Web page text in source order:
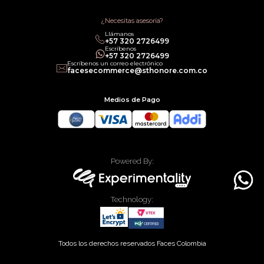
Política legal de Gift Cards¿Necesitas asesoría?
Llámanos
‎+57 320 2726499
Escríbenos
‎+57 320 2726499
Escríbenos un correo electrónico
facesecommerce@sthonore.com.co
Medios de Pago
Powered By:
Technology:
Todos los derechos reservados Faces Colombia